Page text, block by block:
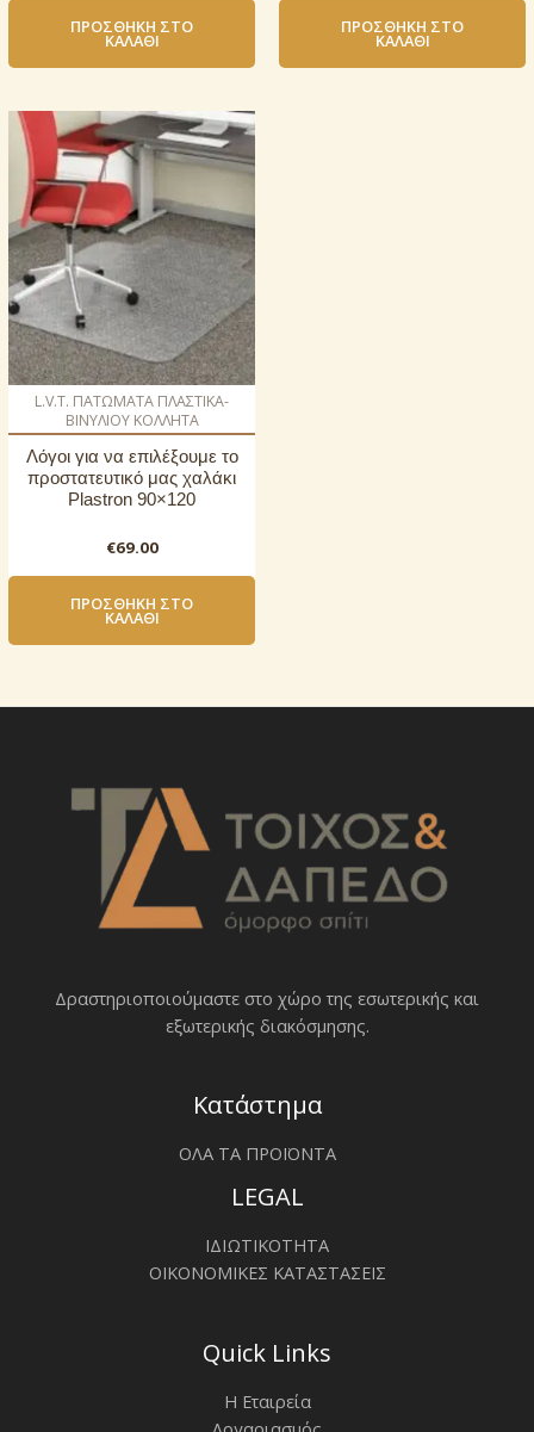
ΠΡΟΣΘΉΚΗ ΣΤΟ
ΚΑΛΆΘΙ
ΠΡΟΣΘΉΚΗ ΣΤΟ
ΚΑΛΆΘΙ
L.V.T. ΠΑΤΩΜΑΤΑ ΠΛΑΣΤΙΚΑ-
ΒΙΝΥΛΙΟΥ ΚΟΛΛΗΤΑ
Λόγοι για να επιλέξουμε το
προστατευτικό μας χαλάκι
Plastron 90×120
€69.00
ΠΡΟΣΘΉΚΗ ΣΤΟ
ΚΑΛΆΘΙ
Δραστηριοποιoύμαστε στο χώρο της εσωτερικής και
εξωτερικής διακόσμησης.
Κατάστημα
ΟΛΑ ΤΑ ΠΡΟΪΟΝΤΑ
LEGAL
ΙΔΙΩΤΙΚΟΤΗΤΑ
ΟΙΚΟΝΟΜΙΚΕΣ ΚΑΤΑΣΤΑΣΕΙΣ
Quick Links
Η Εταιρεία